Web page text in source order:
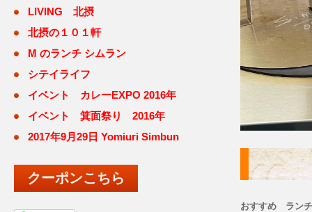
LIVING 北摂
北摂の１０１軒
M のランチ シムラン
シテイライフ
イベント
カレーEXPO 2016年
イベント 箕面祭り 2016年
2017年9月29日 Yomiuri Simbun
クーポンこちら
おすすめ ランチ